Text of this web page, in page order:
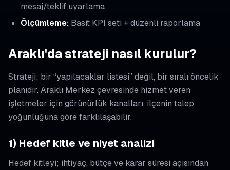
mesaj/teklif uyarlama
Ölçümleme: Basit KPI seti + düzenli raporlama
Araklı'da strateji nasıl kurulur?
Strateji; bir “yapılacaklar listesi” değil, bir sıralı öncelik
planıdır. Araklı Merkez çevresinde hizmet veren
işletmeler için görünürlük kanalları, ilçenin talep
yoğunluğuna göre farklılaşabilir.
1) Hedef kitle ve niyet analizi
Hedef kitleyi; ihtiyaç, bütçe ve karar süresi açısından